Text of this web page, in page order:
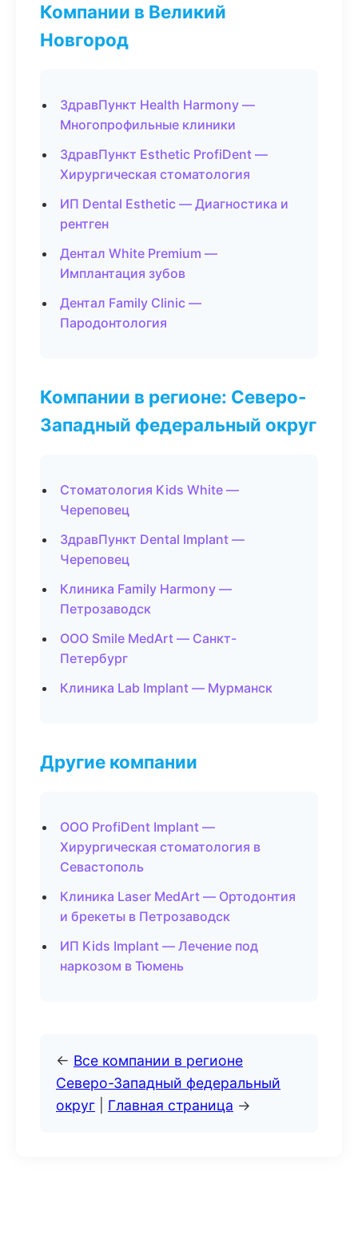
Компании в Великий
Новгород
ЗдравПункт Health Harmony —
Многопрофильные клиники
ЗдравПункт Esthetic ProfiDent —
Хирургическая стоматология
ИП Dental Esthetic — Диагностика и
рентген
Дентал White Premium —
Имплантация зубов
Дентал Family Clinic —
Пародонтология
Компании в регионе: Северо-
Западный федеральный округ
Стоматология Kids White —
Череповец
ЗдравПункт Dental Implant —
Череповец
Клиника Family Harmony —
Петрозаводск
ООО Smile MedArt — Санкт-
Петербург
Клиника Lab Implant — Мурманск
Другие компании
ООО ProfiDent Implant —
Хирургическая стоматология в
Севастополь
Клиника Laser MedArt — Ортодонтия
и брекеты в Петрозаводск
ИП Kids Implant — Лечение под
наркозом в Тюмень
← Все компании в регионе
Северо-Западный федеральный
округ
Главная страница →